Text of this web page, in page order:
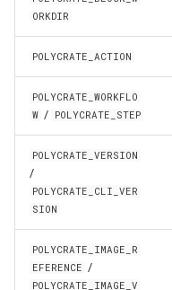
ORKDIR
POLYCRATE_ACTION
POLYCRATE_WORKFLO
W / POLYCRATE_STEP
POLYCRATE_VERSION
/
POLYCRATE_CLI_VER
SION
POLYCRATE_IMAGE_R
EFERENCE /
POLYCRATE_IMAGE_V